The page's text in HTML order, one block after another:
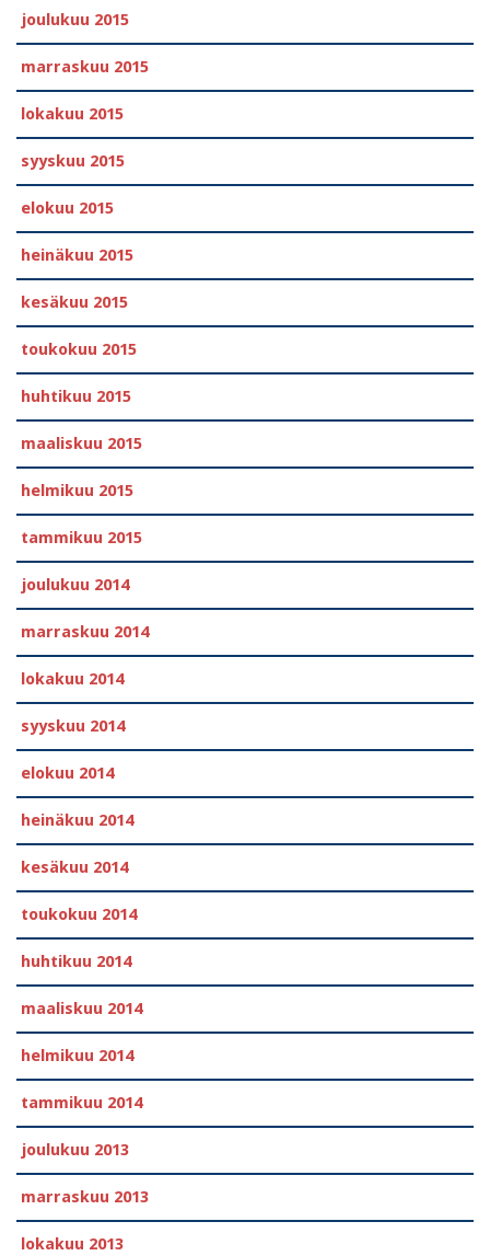
joulukuu 2015
marraskuu 2015
lokakuu 2015
syyskuu 2015
elokuu 2015
heinäkuu 2015
kesäkuu 2015
toukokuu 2015
huhtikuu 2015
maaliskuu 2015
helmikuu 2015
tammikuu 2015
joulukuu 2014
marraskuu 2014
lokakuu 2014
syyskuu 2014
elokuu 2014
heinäkuu 2014
kesäkuu 2014
toukokuu 2014
huhtikuu 2014
maaliskuu 2014
helmikuu 2014
tammikuu 2014
joulukuu 2013
marraskuu 2013
lokakuu 2013